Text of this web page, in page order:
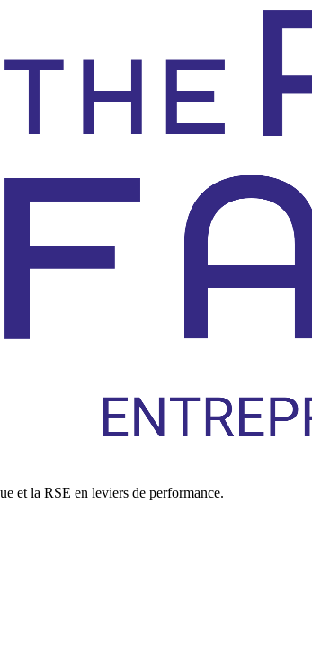
et la RSE en leviers de performance.